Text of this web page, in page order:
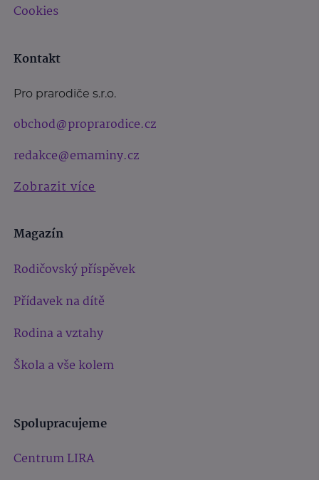
Cookies
Kontakt
Pro prarodiče s.r.o.
obchod@proprarodice.cz
redakce@emaminy.cz
Zobrazit více
Magazín
Rodičovský příspěvek
Přídavek na dítě
Rodina a vztahy
Škola a vše kolem
Spolupracujeme
Centrum LIRA